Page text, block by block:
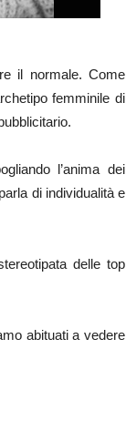
il normale. Come
femminile di
l’anima dei
di individualità e
delle top
abituati a vedere